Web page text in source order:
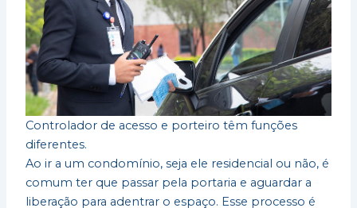
Controlador de acesso e porteiro têm funções
diferentes.
Ao ir a um condomínio, seja ele residencial ou não, é
comum ter que passar pela portaria e aguardar a
liberação para adentrar o espaço. Esse processo é